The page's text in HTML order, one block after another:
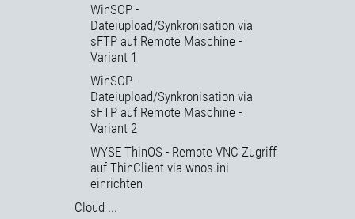
WinSCP -
Dateiupload/Synkronisation via
sFTP auf Remote Maschine -
Variant 1
WinSCP -
Dateiupload/Synkronisation via
sFTP auf Remote Maschine -
Variant 2
WYSE ThinOS - Remote VNC Zugriff
auf ThinClient via wnos.ini
einrichten
Cloud ...